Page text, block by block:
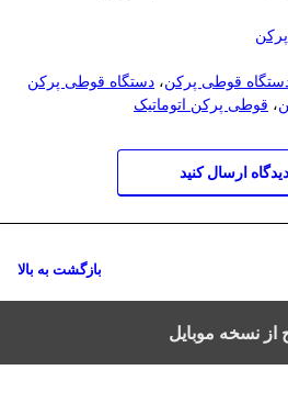
قوطی پرکن، دستگاه قوطی پرکن
، قوطی پرکن اتوماتیک
ارسال کنید
بازگشت به بالا
از نسخه موبایل